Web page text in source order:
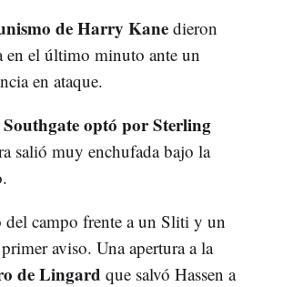
de Harry Kanedieron
en el último minuto ante un
en ataque.
optó por Sterling
salió muy enchufada bajo la
campo frente a un Sliti y un
aviso. Una apertura a la
de Lingard que salvó Hassen a